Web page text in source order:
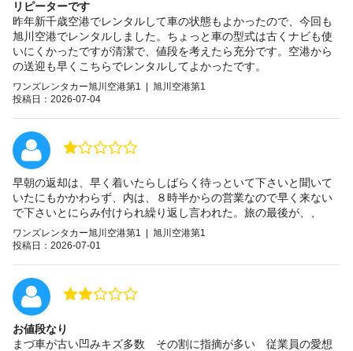
リピーターです
昨年新千歳空港でレンタルして車の状態もよかったので、今回も
旭川空港でレンタルしました。ちょっと車の型式は古くナビも使
いにくかったですが清潔で、値段を考えたら充分です。空港から
の送迎も早くこちらでレンタルしてよかったです。
ワンズレンタカー旭川空港第1 | 旭川空港第1
投稿日：2026-07-04
早朝の返却は、早く着いたらしばらく待っといて下さいと聞いて
いたにもかかわらず、内は、８時半からの営業なので早く来ない
で下さいとにらみ付けられ繰り返し言われた。旅の最後が、、
ワンズレンタカー旭川空港第1 | 旭川空港第1
投稿日：2026-07-01
お値段なり
まづ車が古い凹みキズ多数 その割に指摘が多い 従業員の愛想